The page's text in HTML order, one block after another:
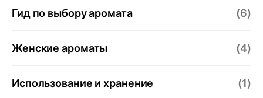
Гид по выбору аромата (6)
Женские ароматы (4)
Использование и хранение (1)